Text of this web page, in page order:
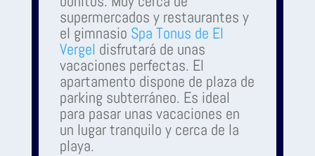
supermercados y restaurantes y
el gimnasio Spa Tonus de El
Vergel disfrutará de unas
vacaciones perfectas. El
apartamento dispone de plaza de
parking subterráneo. Es ideal
para pasar unas vacaciones en
un lugar tranquilo y cerca de la
playa.